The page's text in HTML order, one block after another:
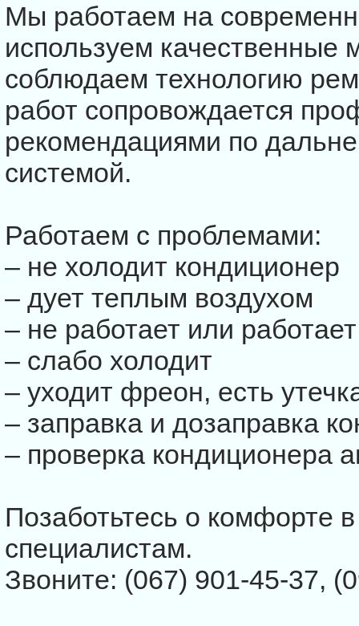
Мы работаем на
используем качественные
соблюдаем технологию
работ сопровождается
рекомендациями по
системой.
Работаем с проблемами:
– не холодит кондиционер
– дует теплым воздухом
– не работает или
– слабо холодит
– уходит фреон, есть
– заправка и дозаправка
– проверка кондиционера
Позаботьтесь о комфорте
специалистам.
Звоните: (067) 901-45-37,